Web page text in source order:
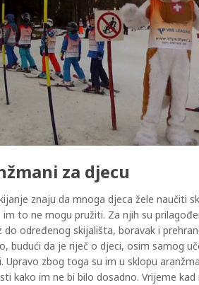
za djecu
znaju da mnoga djeca žele naučiti
to ne mogu pružiti. Za njih su
do određenog skijališta, boravak i
budući da je riječ o djeci, osim samog
Upravo zbog toga su im u sklopu
kako im ne bi bilo dosadno. Vrijeme